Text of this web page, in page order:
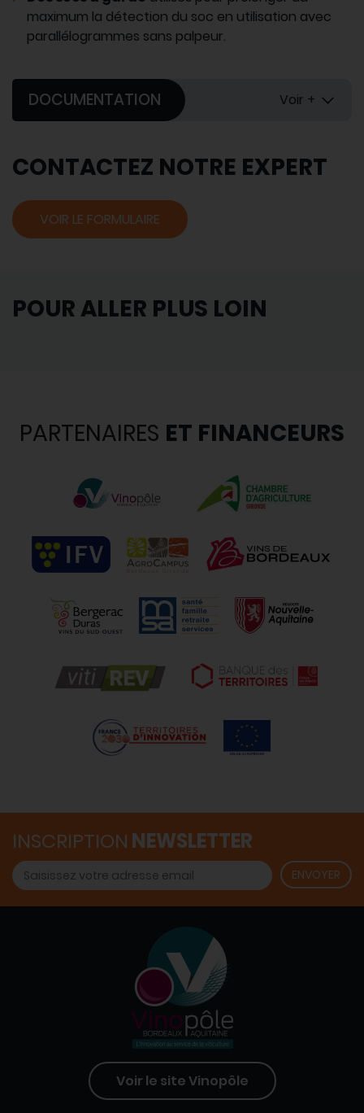
maximum la détection du soc en utilisation avec
parallélogrammes sans palpeur.
DOCUMENTATION Voir +
CONTACTEZ NOTRE EXPERT
VOIR LE FORMULAIRE
POUR ALLER PLUS LOIN
PARTENAIRES ET FINANCEURS
INSCRIPTION NEWSLETTER
Voir le site Vinopôle